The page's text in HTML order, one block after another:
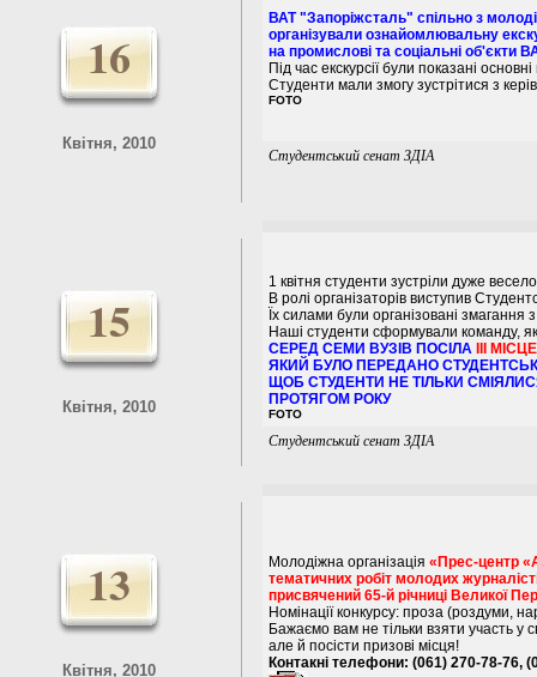
16
Квітня, 2010
ВАТ "Запоріжсталь" спільно з
організували ознайомлювальну
на промислові та соціальні об'єкти
Під час екскурсії були показані
Студенти мали змогу зустрітися з
FOTO
Студентський сенат ЗДІА
15
Квітня, 2010
1 квітня студенти зустріли дуже
В ролі організаторів виступив
Їх силами були організовані
Наші студенти сформували команду,
СЕРЕД СЕМИ ВУЗІВ ПОСІЛА
III МІСЦЕ
ЯКИЙ БУЛО ПЕРЕДАНО
ЩОБ СТУДЕНТИ НЕ ТІЛЬКИ
ПРОТЯГОМ РОКУ
FOTO
Студентський сенат ЗДІА
13
Квітня, 2010
Молодіжна організація «Прес-центр
тематичних робіт молодих
присвячений 65-й річниці Великої
Номінації конкурсу: проза (роздуми,
Бажаємо вам не тільки взяти участь у
але й посісти призові місця!
Контакні телефони: (061) 270-78-76,